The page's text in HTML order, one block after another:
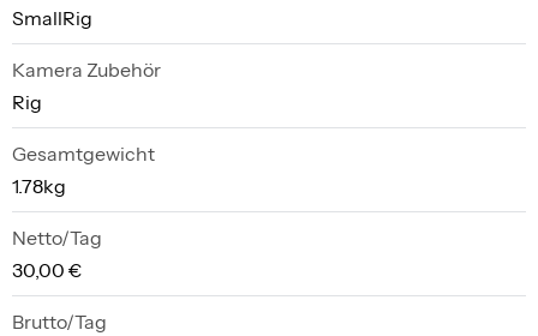
SmallRig
Kamera Zubehör
Rig
Gesamtgewicht
1.78kg
Netto/Tag
30,00 €
Brutto/Tag